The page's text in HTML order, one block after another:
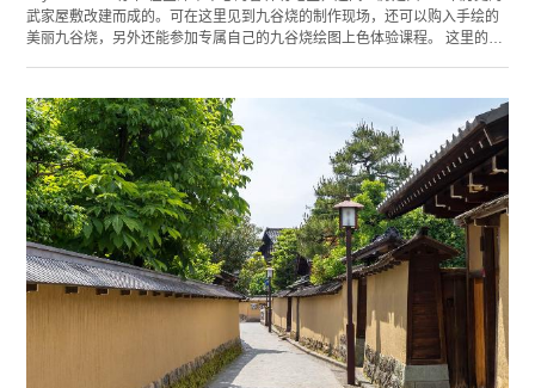
武家屋敷改建而成的。可在这里见到九谷烧的制作现场，还可以购入手绘的
美丽九谷烧，另外还能参加专属自己的九谷烧绘图上色体验课程。 这里的另
景像。 这里不仅有庭园美景，还会不定期举办音乐会、茶会、聚餐会等等多
彩地活动，在旅行的途中来到此地或许能和当地的民众话家常，亲身体验金
泽地方所带来的魅力哦！